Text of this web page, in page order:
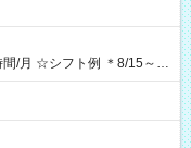
8/15～
00～21：00 ＊8/31
00～16：00 ＊9/6～